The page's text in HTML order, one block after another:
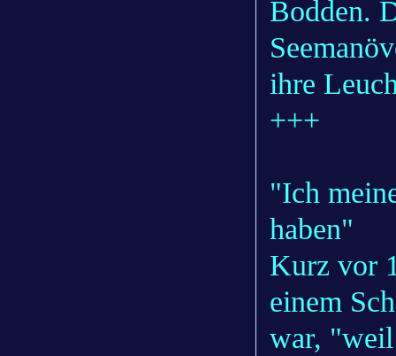
Bodden.
ihre
+++
"Ich
haben"
Kurz vor
einem
war, "weil